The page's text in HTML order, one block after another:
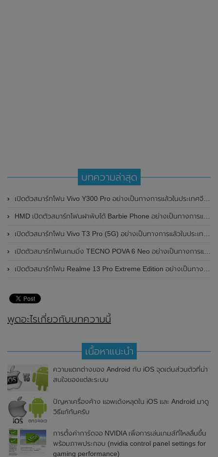
บทความล่าสุด
เปิดตัวสมาร์ทโฟน Vivo Y300 Pro อย่างเป็นทางการแล้วในประเทศจีน มาพร้อมดีไซน์พรีเมี่ยม ทนทาน และแบตเตอรี่สุดอึดขนาดใหญ่ 6,500mAh พร้อมรองรับการชาร์จไว 80W
HMD เปิดตัวสมาร์ทโฟนฝาพับได้ Barbie Phone อย่างเป็นทางการแล้ว มาพร้อมธีมสีชมพูสดใส
เปิดตัวสมาร์ทโฟน Vivo T3 Pro (5G) อย่างเป็นทางการแล้วในประเทศอินเดีย
เปิดตัวสมาร์ทโฟนเกมมิ่ง TECNO POVA 6 Neo อย่างเป็นทางการแล้วในประเทศไทย ในราคา 8,499 บาท
เปิดตัวสมาร์ทโฟน Realme 13 Pro Extreme Edition อย่างเป็นทางการแล้วในประเทศจีน
พูดอะไรเกี่ยวกับบทความนี้
เนื้อหาแนะนำ
ความแตกต่างของ Android กับ iOS จุดเด่นส่วนตัวที่น่า
สนใจของแต่ละระบบ
ปัญหาเครื่องค้าง แอพเด้งหลุดใน iOS และ Android มาดู
วิธีแก้กันครับ
การตั้งค่าการ์ดจอ NVIDIA เพื่อการเล่นเกมส์ที่ไหลลื่นขึ้น
พร้อมภาพประกอบ (nvidia control panel settings for
gaming performance)